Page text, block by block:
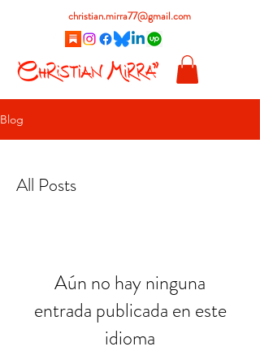
christian.mirra77@gmail.com
Blog
All Posts
Aún no hay ninguna
entrada publicada en este
idioma